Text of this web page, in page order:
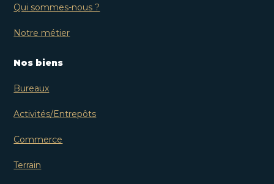
Qui sommes-nous ?
Notre métier
Nos biens
Bureaux
Activités/Entrepôts
Commerce
Terrain